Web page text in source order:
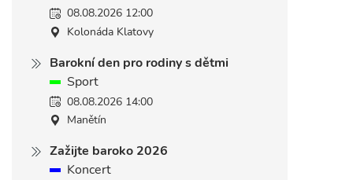
08.08.2026 12:00
Kolonáda Klatovy
Barokní den pro rodiny s dětmi
Sport
08.08.2026 14:00
Manětín
Zažijte baroko 2026
Koncert